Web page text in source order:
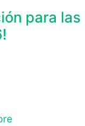
para las